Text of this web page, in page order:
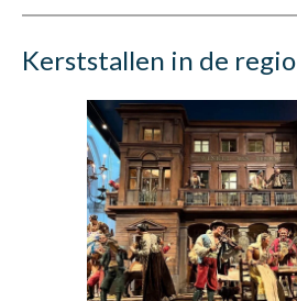
Kerststallen in de regio